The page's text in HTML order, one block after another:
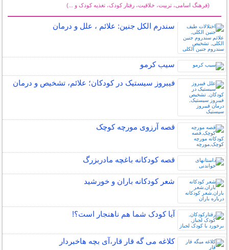
(فرهنگ اسامی، تربیت، خلاقیت، رفتار کودک، تغذیه کودک و ...)
سندرم الکل جنین: علائم ، علل و درمان
سیب کرمو
فیبروز سیستیک در کودکان؛ علائم، تشخیص و درمان
قصه آرزوی مورچه کوچک
قصه کودکانه باغچه مادربزرگ
شعر کودکانه باران و خورشید
آیا کودک شما هم ناهنجار است؟!
کلاغه می گه قار قار،آی بچه هاخبردار